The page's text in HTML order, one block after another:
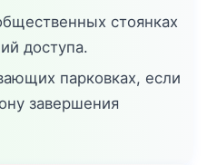
стоянках
доступа.
парковках, если
завершения